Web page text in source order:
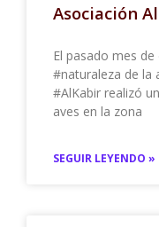
Asociación
El pasado mes
#naturaleza de la
#AlKabir realizó
aves en la zona
SEGUIR LEYENDO »